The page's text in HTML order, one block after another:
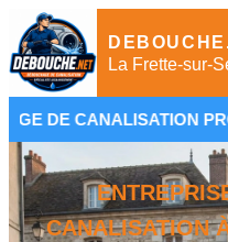
La Frette-sur-
PROFESSIONNEL
CANALISATION